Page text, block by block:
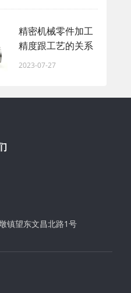
精密机械零件加工
精度跟工艺的关系
2023-07-27
镇望东文昌北路1号